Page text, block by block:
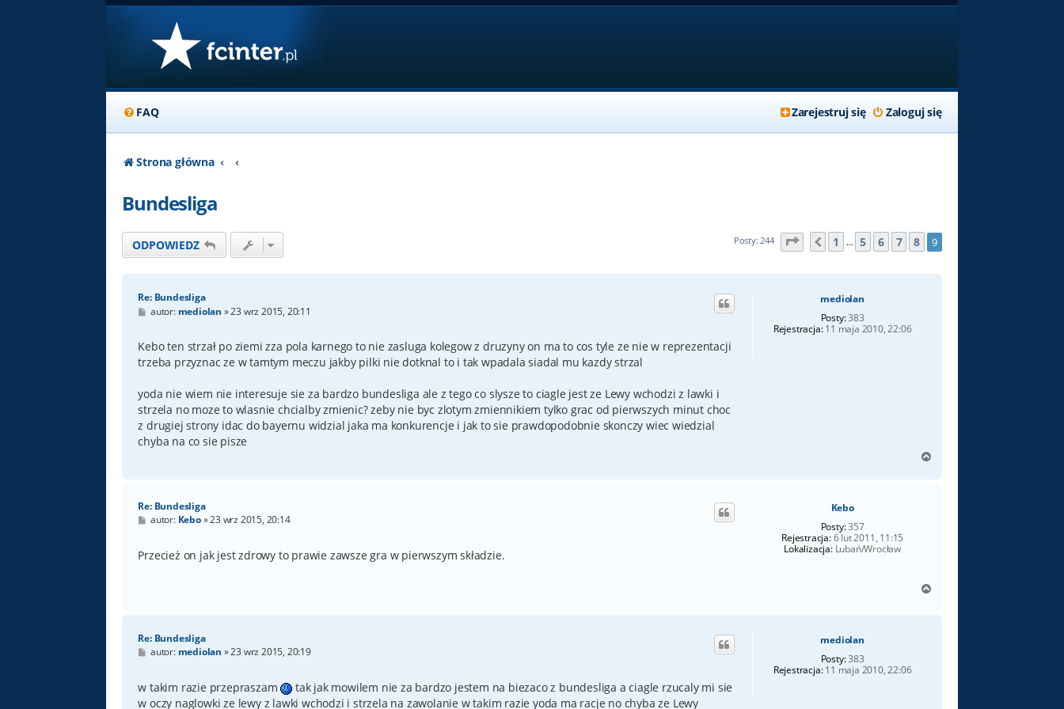
FAQ Zaloguj się
Zarejestruj się
Strona główna
Bundesliga
ODPOWIEDZ Posty: 244 Strona z 9
Poprzednia
1 … 5 6 7 8 9
mediolan
Posty:383
Rejestracja:11 maja 2010, 22:06
Re: Bundesliga
P
t
autor: mediolan »23 wrz 2015, 20:11
Kebo ten strzał po ziemi zza pola karnego to nie zasluga kolegow z druzyny on ma to cos tyle ze nie w reprezentacji
trzeba przyznac ze w tamtym meczu jakby pilki nie dotknal to i tak wpadala siadal mu kazdy strzal
yoda nie wiem nie interesuje sie za bardzo bundesliga ale z tego co slysze to ciagle jest ze Lewy wchodzi z lawki i
strzela no moze to wlasnie chcialby zmienic? zeby nie byc zlotym zmiennikiem tylko grac od pierwszych minut choc
z drugiej strony idac do bayernu widzial jaka ma konkurencje i jak to sie prawdopodobnie skonczy wiec wiedzial
chyba na co sie pisze
g
Kebo
Posty:357
Rejestracja:6 lut 2011, 11:15
Lokalizacja:Lubań/Wrocław
Re: Bundesliga
P
t
autor: Kebo»23 wrz 2015, 20:14
Przecież on jak jest zdrowy to prawie zawsze gra w pierwszym składzie.
g
mediolan
Posty:383
Rejestracja:11 maja 2010, 22:06
Re: Bundesliga
P
t
autor: mediolan »23 wrz 2015, 20:19
w takim razie przepraszam
tak jak mowilem nie za bardzo jestem na biezaco z bundesliga a ciagle rzucaly mi sie
w oczy naglowki ze lewy z lawki wchodzi i strzela na zawolanie w takim razie yoda ma racje no chyba ze Lewy